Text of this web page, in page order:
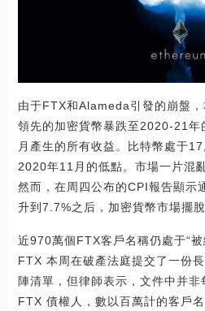
由于FTX和Alameda引發的崩盤，
領先的加密貨幣暴跌至2020-21年
月產生的所有收益。比特幣處于
2020年11月的低點。市場一片混
然而，在周四公布的CPI報告顯示
升到7.7%之后，加密貨幣市場擺
近970萬個FTX客戶名稱仍處于“被
FTX 本周在破產法庭提交了一份
陣清單，但律師表示，文件中并
FTX 債權人，數以百萬計的客戶